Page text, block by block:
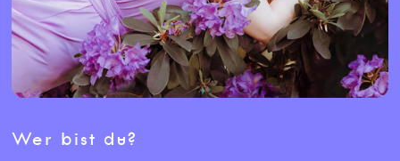
Wer bist du?